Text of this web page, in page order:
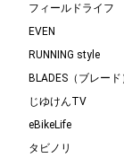
フィールドライフ
EVEN
RUNNING style
BLADES（ブレード
じゆけんTV
eBikeLife
タビノリ